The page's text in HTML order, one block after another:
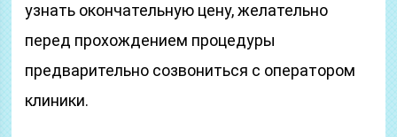
узнать окончательную цену, желательно
перед прохождением процедуры
предварительно созвониться с оператором
клиники.